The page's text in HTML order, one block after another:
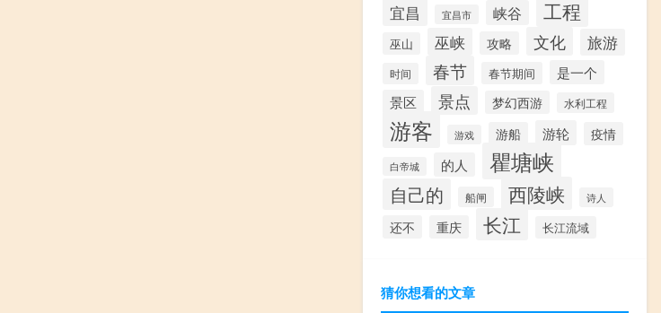
宜昌 宜昌市 峡谷 工程
巫山 巫峡 攻略 文化 旅游
时间 春节 春节期间
是一个
景区
景点 梦幻西游 水利工程
游客 游戏 游船 游轮 疫情
白帝城 的人 瞿塘峡
自己的 船闸 西陵峡 诗人
还不 重庆 长江 长江流域
猜你想看的文章